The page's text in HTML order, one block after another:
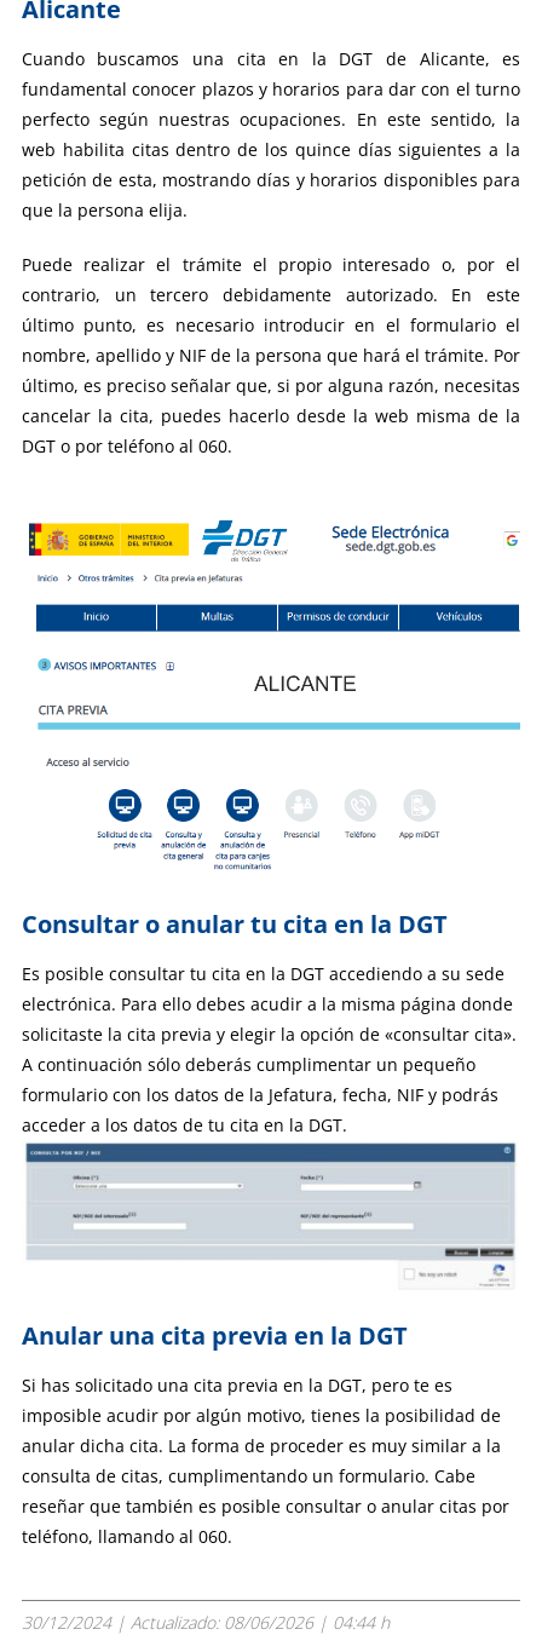
Alicante
Cuando buscamos una cita en la DGT de Alicante, es
fundamental conocer plazos y horarios para dar con el turno
perfecto según nuestras ocupaciones. En este sentido, la
web habilita citas dentro de los quince días siguientes a la
petición de esta, mostrando días y horarios disponibles para
que la persona elija.
Puede realizar el trámite el propio interesado o, por el
contrario, un tercero debidamente autorizado. En este
último punto, es necesario introducir en el formulario el
nombre, apellido y NIF de la persona que hará el trámite. Por
último, es preciso señalar que, si por alguna razón, necesitas
cancelar la cita, puedes hacerlo desde la web misma de la
DGT o por teléfono al 060.
Consultar o anular tu cita en la DGT
Es posible consultar tu cita en la DGT accediendo a su sede
electrónica. Para ello debes acudir a la misma página donde
solicitaste la cita previa y elegir la opción de «consultar cita».
A continuación sólo deberás cumplimentar un pequeño
formulario con los datos de la Jefatura, fecha, NIF y podrás
acceder a los datos de tu cita en la DGT.
Anular una cita previa en la DGT
Si has solicitado una cita previa en la DGT, pero te es
imposible acudir por algún motivo, tienes la posibilidad de
anular dicha cita. La forma de proceder es muy similar a la
consulta de citas, cumplimentando un formulario. Cabe
reseñar que también es posible consultar o anular citas por
teléfono, llamando al 060.
30/12/2024 | Actualizado: 08/06/2026 | 04:44 h